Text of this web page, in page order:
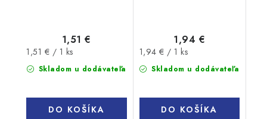
Skladom u dodávateľa
1,51 €
Jednotková
cena:
1,51 € / 1 ks
DO KOŠÍKA
Skladom u dodávateľa
1,94 €
Jednotková
cena:
1,94 € / 1 ks
DO KOŠÍKA